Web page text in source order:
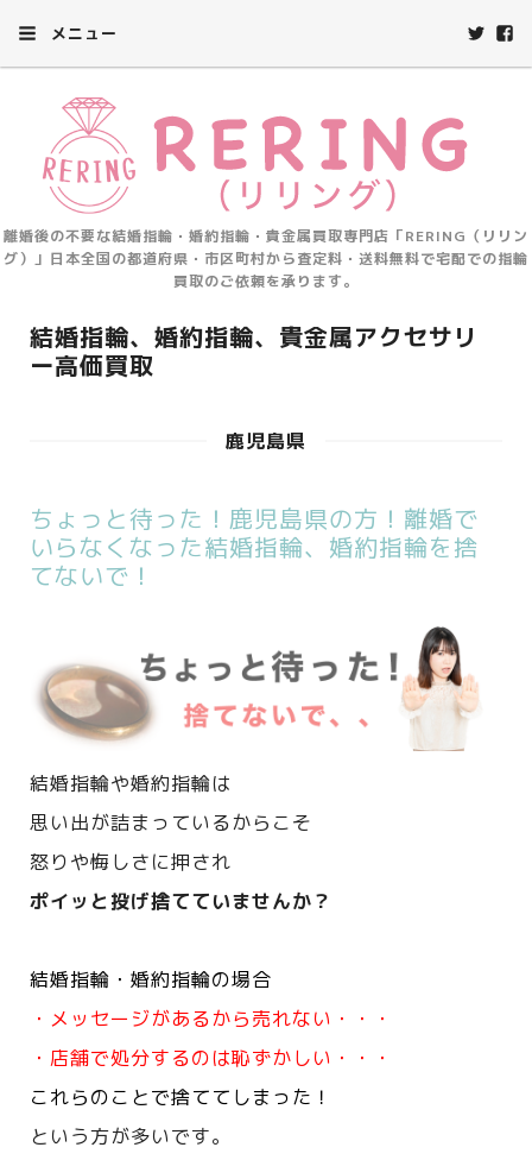
メニュー
離婚後の不要な結婚指輪・婚約指輪・貴金属買取専門店「RERING（リリン
グ）」日本全国の都道府県・市区町村から査定料・送料無料で宅配での指輪
買取のご依頼を承ります。
結婚指輪、婚約指輪、貴金属アクセサリ
ー高価買取
鹿児島県
ちょっと待った！鹿児島県の方！離婚で
いらなくなった結婚指輪、婚約指輪を捨
てないで！
結婚指輪や婚約指輪は
思い出が詰まっているからこそ
怒りや悔しさに押され
ポイッと投げ捨てていませんか？
結婚指輪・婚約指輪の場合
・メッセージがあるから売れない・・・
・店舗で処分するのは恥ずかしい・・・
これらのことで捨ててしまった！
という方が多いです。